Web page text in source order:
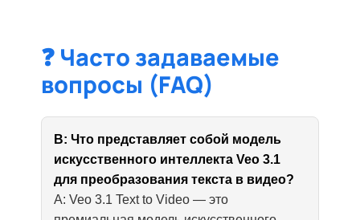
❓ Часто задаваемые
вопросы (FAQ)
В: Что представляет собой модель
искусственного интеллекта Veo 3.1
для преобразования текста в видео?
A: Veo 3.1 Text to Video — это